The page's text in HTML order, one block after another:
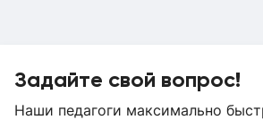
Задайте свой вопрос!
Наши педагоги максимально